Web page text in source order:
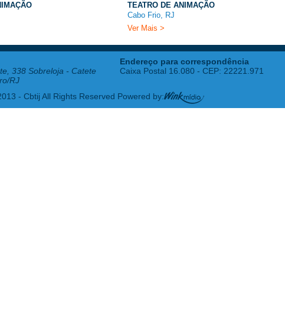
TEATRO DE ANIMAÇÃO
Cabo Frio, RJ
Ver Mais >
338 Sobreloja - Catete
RJ
Endereço para correspondência
Caixa Postal 16.080 - CEP: 22221.971
- Cbtij All Rights Reserved Powered by: